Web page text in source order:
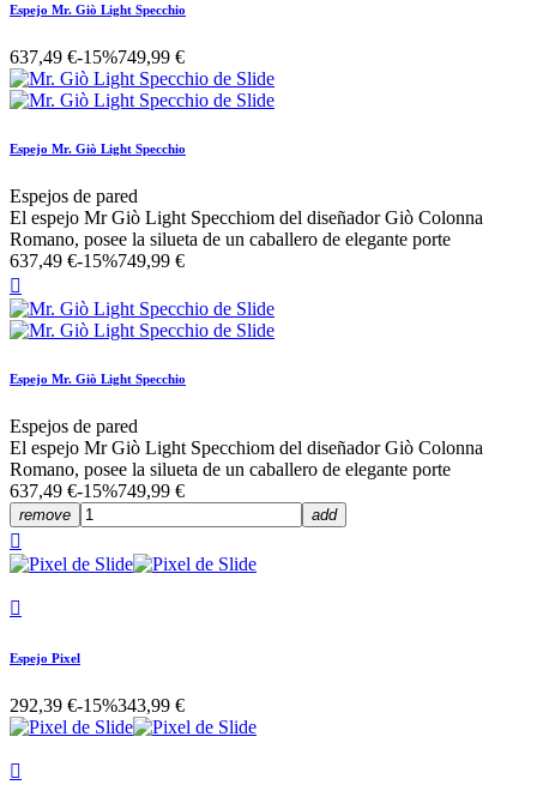
Espejo Mr. Giò Light Specchio
637,49 €-15%749,99 €
Espejo Mr. Giò Light Specchio
Espejos de pared
El espejo Mr Giò Light Specchiom del diseñador Giò Colonna
Romano, posee la silueta de un caballero de elegante porte
637,49 €-15%749,99 €

Espejo Mr. Giò Light Specchio
Espejos de pared
El espejo Mr Giò Light Specchiom del diseñador Giò Colonna
Romano, posee la silueta de un caballero de elegante porte
637,49 €-15%749,99 €
remove add


Espejo Pixel
292,39 €-15%343,99 €
